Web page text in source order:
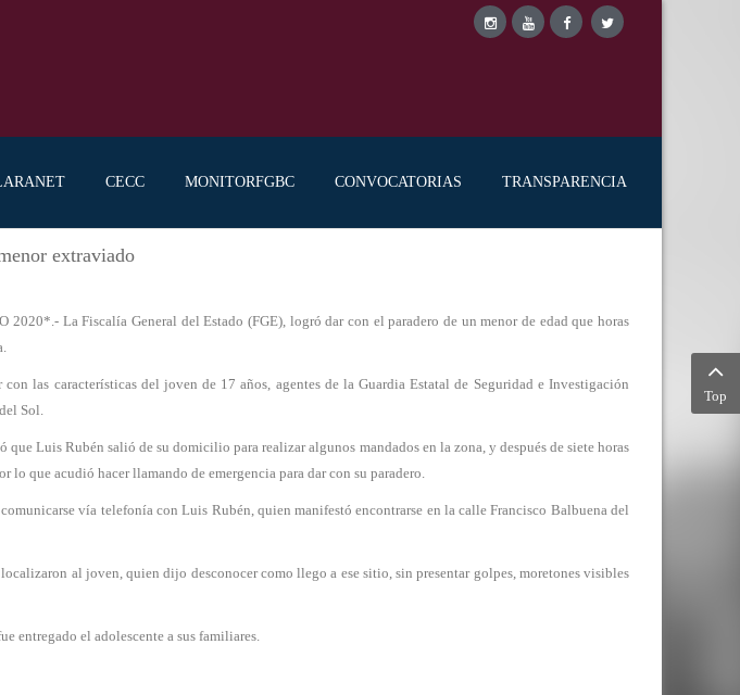
CECC MONITORFGBC CONVOCATORIAS TRANSPARENCIA
extraviado
2020*.- La Fiscalía General del Estado (FGE), logró dar con el paradero de un menor de edad que horas
las características del joven de 17 años, agentes de la Guardia Estatal de Seguridad e Investigación
Sol.
Luis Rubén salió de su domicilio para realizar algunos mandados en la zona, y después de siete horas
lo que acudió hacer llamando de emergencia para dar con su paradero.
vía telefonía con Luis Rubén, quien manifestó encontrarse en la calle Francisco Balbuena del
al joven, quien dijo desconocer como llego a ese sitio, sin presentar golpes, moretones visibles
entregado el adolescente a sus familiares.
Top